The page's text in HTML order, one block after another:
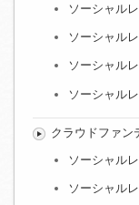
ソーシャル
ソーシャル
ソーシャル
ソーシャル
クラウドファン
ソーシャル
ソーシャル